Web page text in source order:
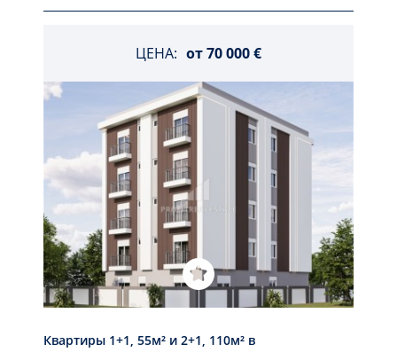
ЦЕНА: от70 000 €
Квартиры 1+1, 55м² и 2+1, 110м² в